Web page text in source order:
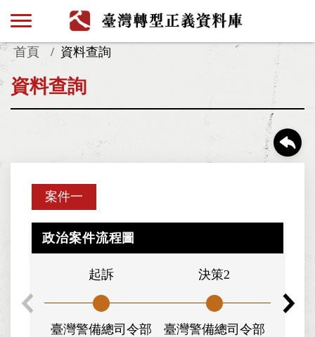
首頁 資料查詢
資料查詢
案件一
政治案件流程圖
起訴
臺灣警備總司令部
決策2
臺灣警備總司令部